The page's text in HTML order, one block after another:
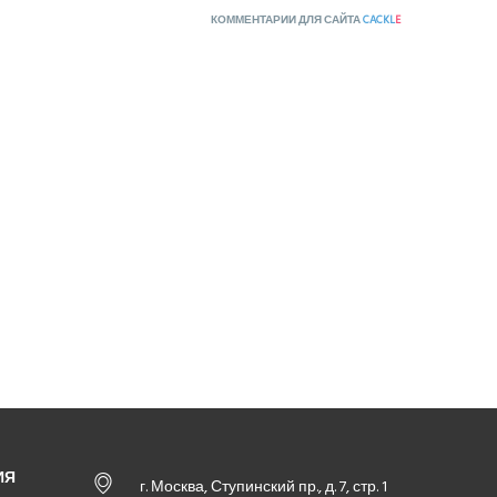
КОММЕНТАРИИ ДЛЯ САЙТАCACKLE
г. Москва, Ступинский пр., д. 7, стр. 1